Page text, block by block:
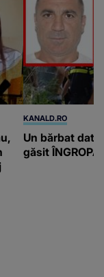
KANALD.RO
Un bărbat dat
găsit